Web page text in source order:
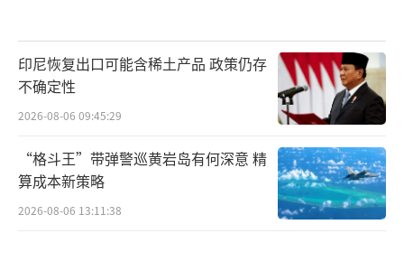
印尼恢复出口可能含稀土产品 政策仍存
不确定性
2026-08-06 09:45:29
“格斗王”带弹警巡黄岩岛有何深意 精
算成本新策略
2026-08-06 13:11:38